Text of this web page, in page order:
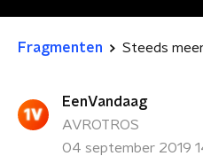
Fragmenten Steeds
EenVandaag
AVROTROS
04 september 2019